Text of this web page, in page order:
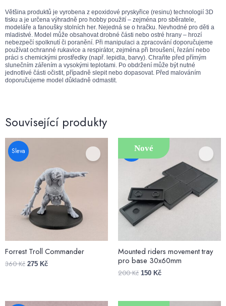
Většina produktů je vyrobena z epoxidové pryskyřice (resinu) technologií 3D
tisku a je určena výhradně pro hobby použití – zejména pro sběratele,
modeláře a fanoušky stolních her. Nejedná se o hračku. Nevhodné pro děti a
mladistvé. Model může obsahovat drobné části nebo ostré hrany – hrozí
nebezpečí spolknutí či poranění. Při manipulaci a zpracování doporučujeme
používat ochranné rukavice a respirátor, zejména při broušení, řezání nebo
práci s chemickými prostředky (např. lepidla, barvy). Chraňte před přímým
slunečním zářením a vysokými teplotami. Po obdržení může být nutné
jednotlivé části očistit, případně slepit nebo dopasovat. Před malováním
doporučujeme model důkladně odmastit.
Související produkty
Sleva
Forrest Troll Commander
360Kč 275 Kč
SlevaNové
Mounted riders movement tray
pro base 30x60mm
200Kč 150 Kč